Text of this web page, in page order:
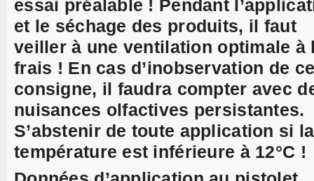
essai préalable ! Pendant
et le séchage des produits, il faut
veiller à une ventilation optimale à
frais ! En cas d’inobservation de
consigne, il faudra compter avec
nuisances olfactives persistantes.
S’abstenir de toute application si la
température est inférieure à 12°C !